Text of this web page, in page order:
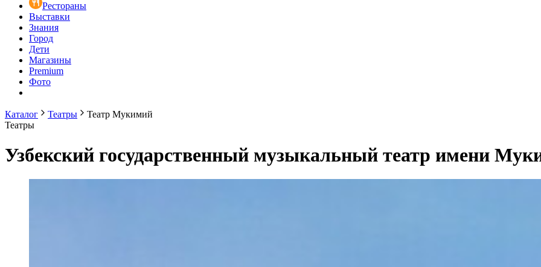
Рестораны
Выставки
Знания
Город
Дети
Магазины
Premium
Фото
Каталог Театры
Театр Мукимий
Театры
Узбекский государственный музыкальный театр имени